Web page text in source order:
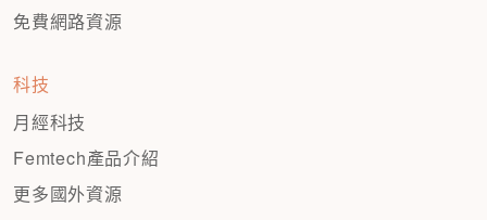
免費網路資源
科技
月經科技
Femtech產品介紹
更多國外資源